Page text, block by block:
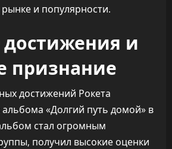
и популярности.
и
признание
достижений Рокета
альбома «Долгий путь домой» в
стал огромным
получил высокие оценки